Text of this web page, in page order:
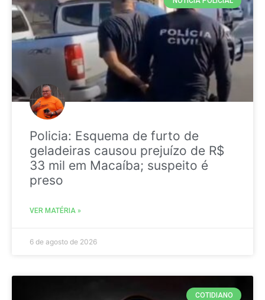
Policia: Esquema de furto de
geladeiras causou prejuízo de R$
33 mil em Macaíba; suspeito é
preso
VER MATÉRIA »
6 de agosto de 2026
COTIDIANO